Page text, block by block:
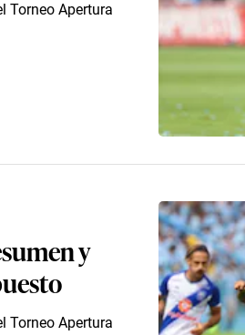
Torneo Apertura
y
Torneo Apertura